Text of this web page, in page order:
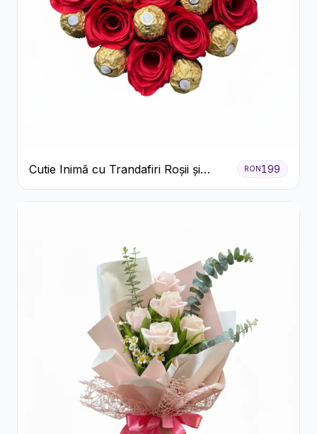
Cutie Inimă cu Trandafiri Roșii și
Ferrero Rocher
RON 199